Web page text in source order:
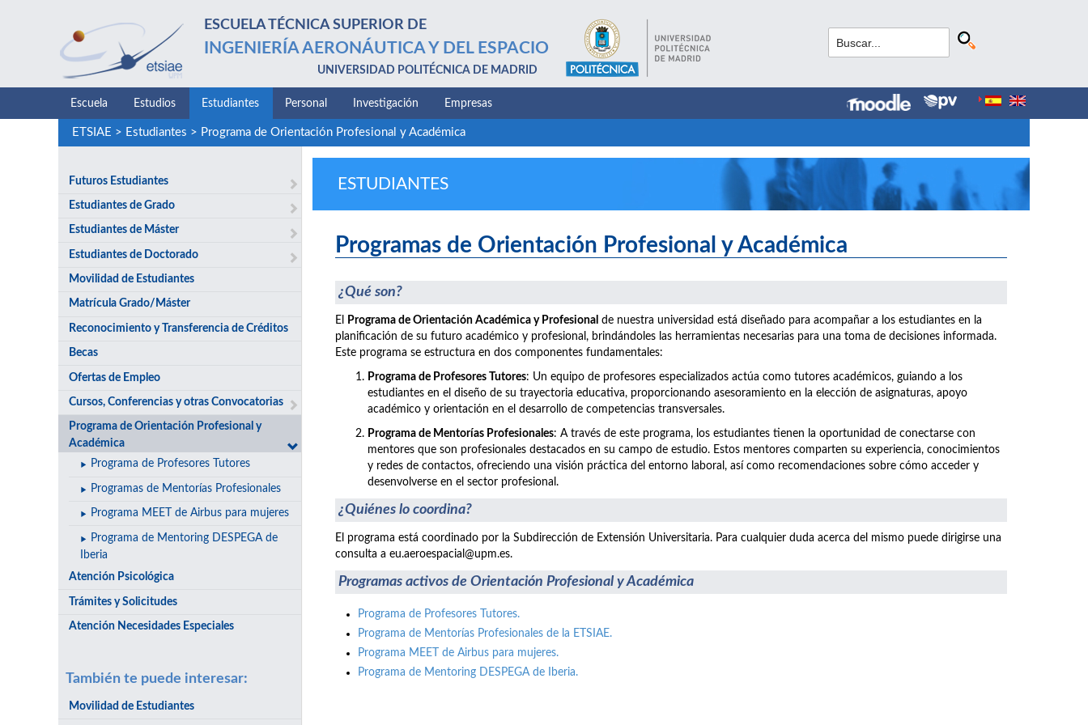
ESCUELA TÉCNICA SUPERIOR DE
INGENIERÍA AERONÁUTICA Y DEL ESPACIO
UNIVERSIDAD POLITÉCNICA DE MADRID
Escuela Estudios Estudiantes Personal Investigación Empresas
ETSIAE > Estudiantes > Programa de Orientación Profesional y Académica
Futuros Estudiantes
Estudiantes de Grado
Estudiantes de Máster
Estudiantes de Doctorado
Movilidad de Estudiantes
Matrícula Grado/Máster
Reconocimiento y Transferencia de Créditos
Becas
Ofertas de Empleo
Cursos, Conferencias y otras Convocatorias
Programa de Orientación Profesional y
Académica
Programa de Profesores Tutores
Programas de Mentorías Profesionales
Programa MEET de Airbus para mujeres
Programa de Mentoring DESPEGA de
Iberia
Atención Psicológica
Trámites y Solicitudes
Atención Necesidades Especiales
También te puede interesar:
Movilidad de Estudiantes
ESTUDIANTES
Programas de Orientación Profesional y Académica
¿Qué son?
El Programa de Orientación Académica y Profesional de nuestra universidad está diseñado para acompañar a los estudiantes en la
planificación de su futuro académico y profesional, brindándoles las herramientas necesarias para una toma de decisiones informada.
Este programa se estructura en dos componentes fundamentales:
Programa de Profesores Tutores: Un equipo de profesores especializados actúa como tutores académicos, guiando a los
estudiantes en el diseño de su trayectoria educativa, proporcionando asesoramiento en la elección de asignaturas, apoyo
académico y orientación en el desarrollo de competencias transversales.
Programa de Mentorías Profesionales: A través de este programa, los estudiantes tienen la oportunidad de conectarse con
mentores que son profesionales destacados en su campo de estudio. Estos mentores comparten su experiencia, conocimientos
y redes de contactos, ofreciendo una visión práctica del entorno laboral, así como recomendaciones sobre cómo acceder y
desenvolverse en el sector profesional.
¿Quiénes lo coordina?
El programa está coordinado por la Subdirección de Extensión Universitaria. Para cualquier duda acerca del mismo puede dirigirse una
consulta a eu.aeroespacial@upm.es.
Programas activos de Orientación Profesional y Académica
Programa de Profesores Tutores.
Programa de Mentorías Profesionales de la ETSIAE.
Programa MEET de Airbus para mujeres.
Programa de Mentoring DESPEGA de Iberia.